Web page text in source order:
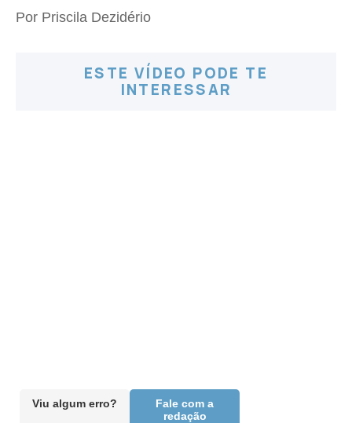
Por Priscila Dezidério
ESTE VÍDEO PODE TE
INTERESSAR
Viu algum erro?
Fale com a
redação